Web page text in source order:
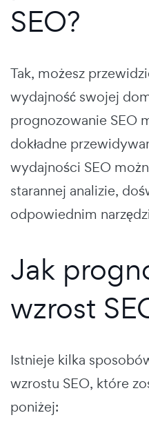
SEO?
Tak, możesz
wydajność swojej
prognozowanie SEO
dokładne
wydajności SEO
starannej analizie,
odpowiednim
Jak
wzrost
Istnieje kilka
wzrostu SEO, które
poniżej: